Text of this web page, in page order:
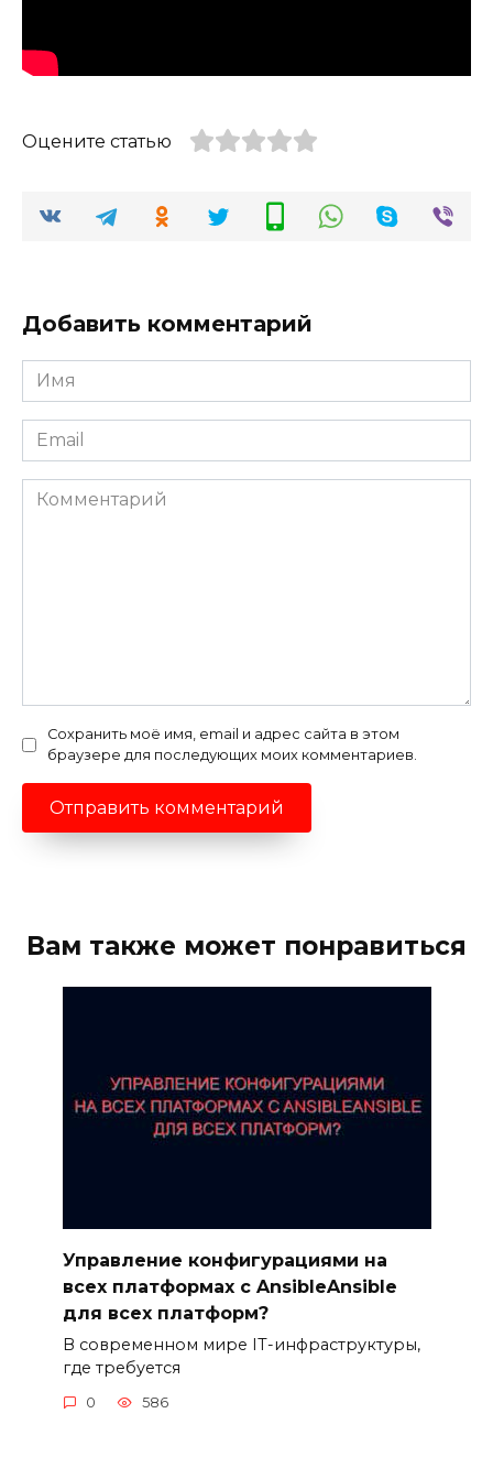
Оцените статью
Добавить комментарий
Имя
*
Email
*
Комментарий
Сохранить моё имя, email и адрес сайта в этом
браузере для последующих моих комментариев.
Вам также может понравиться
Управление конфигурациями на
всех платформах с AnsibleAnsible
для всех платформ?
В современном мире IT-инфраструктуры,
где требуется
0 586